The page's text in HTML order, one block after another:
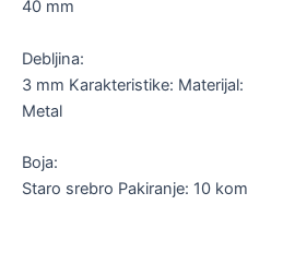
40 mm
Debljina:
3 mm Karakteristike: Materijal:
Metal
Boja:
Staro srebro Pakiranje: 10 kom